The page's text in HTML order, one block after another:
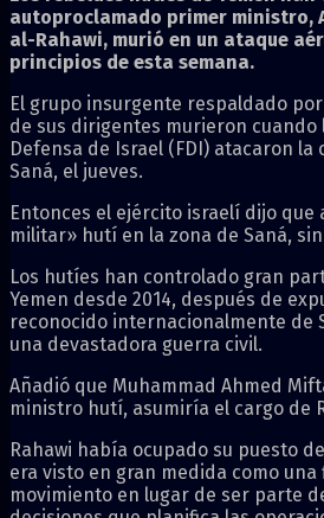
autoproclamado primer ministro,
al-Rahawi, murió en un ataque
principios de esta semana.
El grupo insurgente respaldado
de sus dirigentes murieron cuando
Defensa de Israel (FDI) atacaron la
Saná, el jueves.
Entonces el ejército israelí dijo que
militar» hutí en la zona de Saná,
Los hutíes han controlado gran
Yemen desde 2014, después de
reconocido internacionalmente de
una devastadora guerra civil.
Añadió que Muhammad Ahmed
ministro hutí, asumiría el cargo de
Rahawi había ocupado su puesto
era visto en gran medida como
movimiento en lugar de ser parte